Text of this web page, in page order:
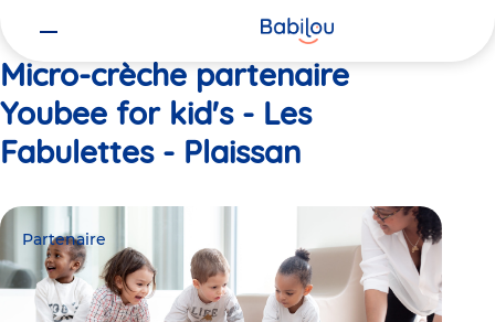
Micro-crèche partenaire
Youbee for kid's - Les
Fabulettes - Plaissan
Partenaire